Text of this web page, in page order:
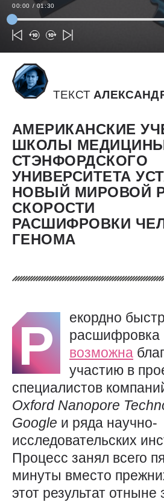
00:00 /01:30
ТЕКСТ
АМЕРИКАНСКИЕ
ШКОЛЫ
СТЭНФОРДСКОГО
УНИВЕРСИТЕТА
НОВЫЙ МИРОВОЙ
СКОРОСТИ
РАСШИФРОВКИ
ГЕНОМА
Р
екордно
расшифровка
возможна
участию в
специалистов
Oxford Nanopore
Google и ряда научно-
исследовательских
Процесс занял всего
минуты вместо
этот результат